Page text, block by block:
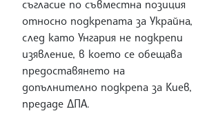
съгласие по съвместна позиция
относно подкрепата за Украйна,
след като Унгария не подкрепи
изявление, в което се обещава
предоставянето на
допълнително подкрепа за Киев,
предаде ДПА.